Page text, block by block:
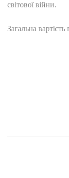
світової війни.
Загальна